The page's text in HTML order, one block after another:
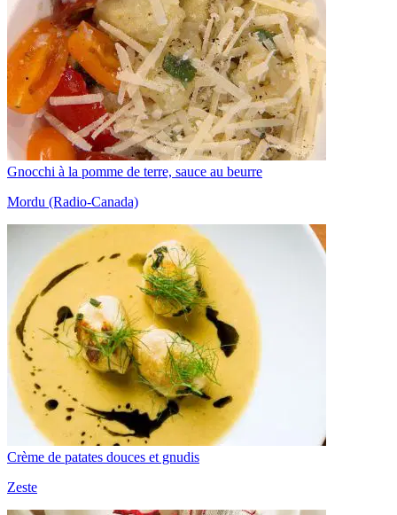
Gnocchi à la pomme de terre, sauce au beurre
Mordu (Radio-Canada)
Crème de patates douces et gnudis
Zeste